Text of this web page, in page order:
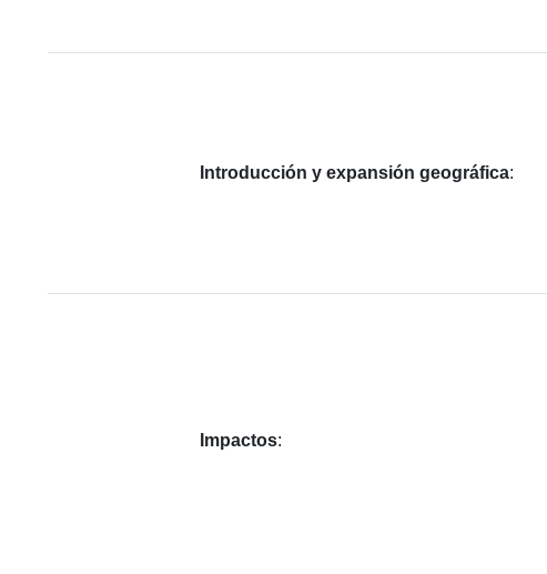
Introducción y expansión geográfica:
Impactos: